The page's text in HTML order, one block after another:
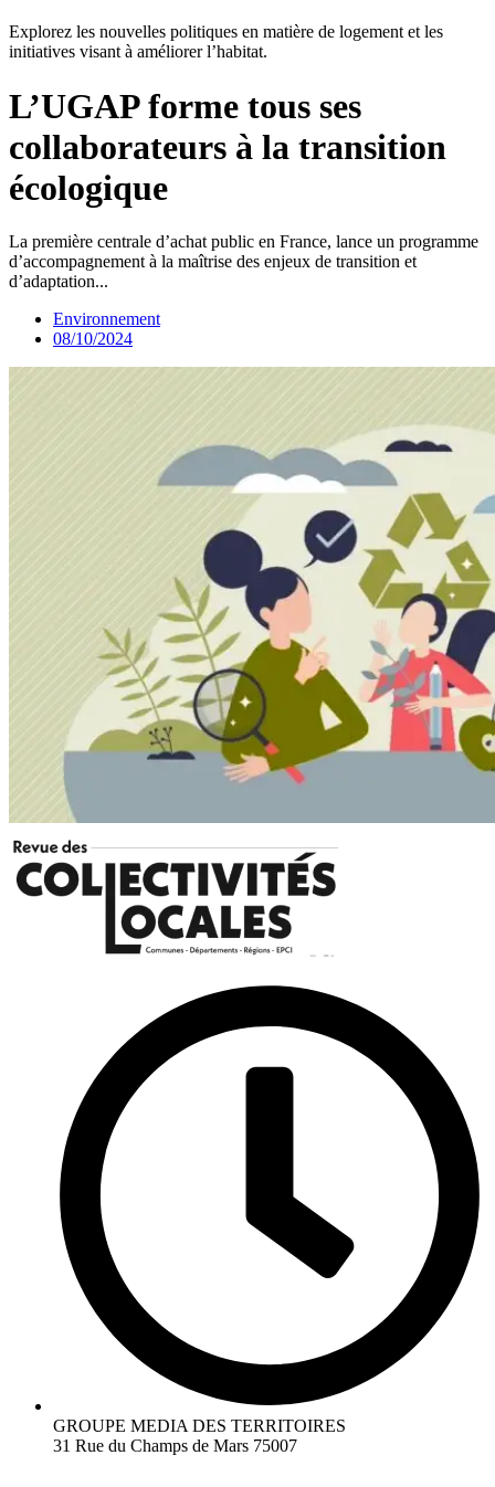
Explorez les nouvelles politiques en matière de logement et les
initiatives visant à améliorer l’habitat.
L’UGAP forme tous ses
collaborateurs à la transition
écologique
La première centrale d’achat public en France, lance un programme
d’accompagnement à la maîtrise des enjeux de transition et
d’adaptation...
Environnement
08/10/2024
GROUPE MEDIA DES TERRITOIRES
31 Rue du Champs de Mars 75007